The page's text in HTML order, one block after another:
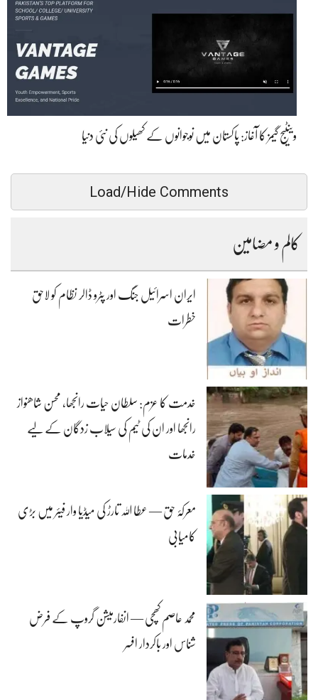
وینٹیج گیمز کا آغاز: پاکستان میں نوجوانوں کے کھیلوں کی نئی دنیا
Load/Hide Comments
کالم و مضامین
ایران اسرائیل جنگ اور پٹرو ڈالر نظام کو لاحق
خطرات
خدمت کا عزم: سلطان حیات رانجھا، محسن شاھنواز
رانجھا اور ان کی ٹیم کی سیلاب زدگان کے لیے
خدمات
معرکۂ حق — عطا اللہ تارڑ کی میڈیا وار فیئر میں بڑی
کامیابی
محمد عاصم کھچی — انفارمیشن گروپ کے فرض
شناس اور باکردار افسر